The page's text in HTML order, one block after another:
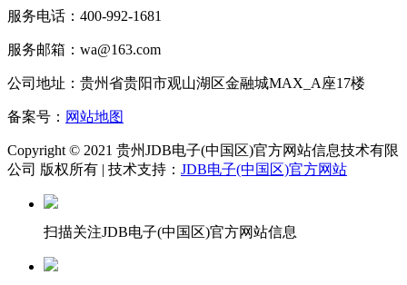
服务电话：400-992-1681
服务邮箱：wa@163.com
公司地址：贵州省贵阳市观山湖区金融城MAX_A座17楼
备案号： 网站地图
Copyright © 2021 贵州JDB电子(中国区)官方网站信息技术有限
公司 版权所有 | 技术支持： JDB电子(中国区)官方网站
扫描关注JDB电子(中国区)官方网站信息